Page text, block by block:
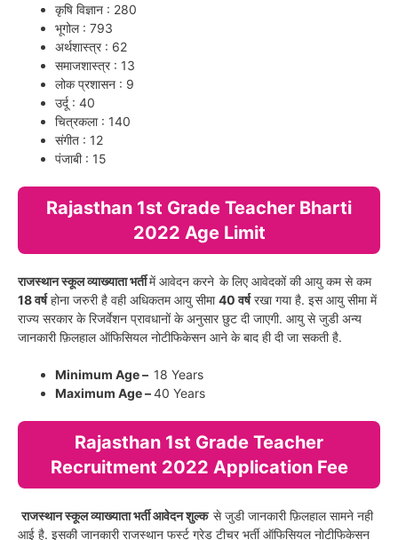
कृषि विज्ञान : 280
भूगोल : 793
अर्थशास्त्र : 62
समाजशास्त्र : 13
लोक प्रशासन : 9
उर्दू : 40
चित्रकला : 140
संगीत : 12
पंजाबी : 15
Rajasthan 1st Grade Teacher Bharti
2022 Age Limit
राजस्थान स्कूल व्याख्याता भर्तीमें आवेदन करने के लिए आवेदकों की आयु कम से कम
18 वर्षहोना जरुरी है वही अधिकतम आयु सीमा40 वर्षरखा गया है. इस आयु सीमा में
राज्य सरकार के रिजर्वेशन प्रावधानों के अनुसार छुट दी जाएगी. आयु से जुडी अन्य
जानकारी फ़िलहाल ऑफिसियल नोटीफिकेसन आने के बाद ही दी जा सकती है.
Minimum Age – 18 Years
Maximum Age –40 Years
Rajasthan 1st Grade Teacher
Recruitment 2022 Application Fee
राजस्थान स्कूल व्याख्याता भर्ती आवेदन शुल्क से जुडी जानकारी फ़िलहाल सामने नही
आई है. इसकी जानकारी राजस्थान फर्स्ट ग्रेड टीचर भर्ती ऑफिसियल नोटीफिकेसन